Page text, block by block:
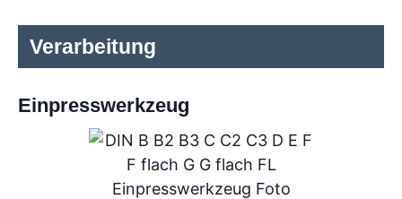
Verarbeitung
Einpresswerkzeug